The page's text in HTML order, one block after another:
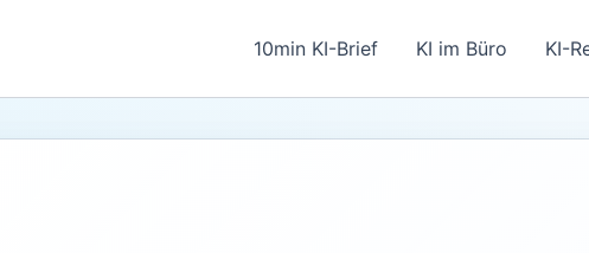
10min KI-Brief KI im Büro KI-